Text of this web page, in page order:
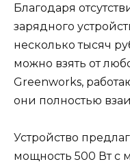
Благодаря
зарядного
несколько тысяч
можно взять от
Greenworks,
они полностью
Устройство
мощность 500 Вт с